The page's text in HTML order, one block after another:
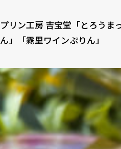
プリン工房 吉宝堂「とろうま
ん」「霧里ワインぷりん」